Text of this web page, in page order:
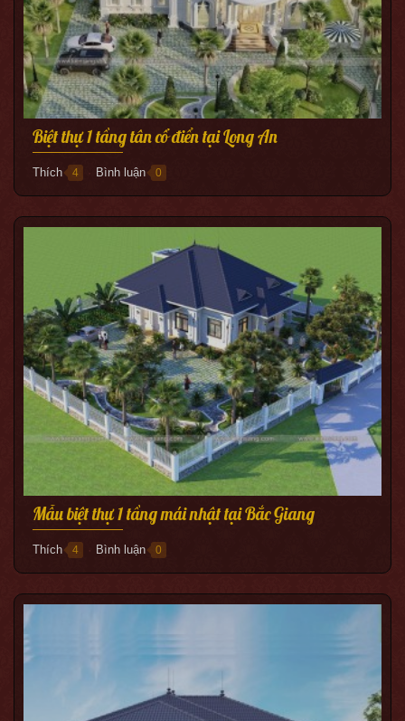
Biệt thự 1 tầng tân cổ điển tại Long An
Thích 4 ● Bình luận 0
Mẫu biệt thự 1 tầng mái nhật tại Bắc Giang
Thích 4 Bình luận 0